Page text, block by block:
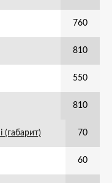
760
810
550
810
70
60